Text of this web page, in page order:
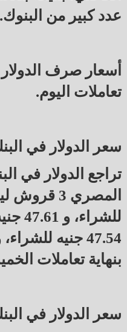
عدد كبير من البنوك.
أسعار صرف الدولار
تعاملات اليوم.
سعر الدولار في
تراجع الدولار في
بنهاية تعاملات
سعر الدولار في